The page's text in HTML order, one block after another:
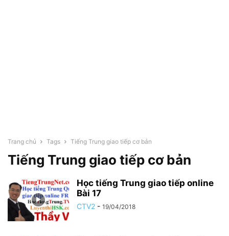
Trang chủ Tags Tiếng Trung giao tiếp cơ bản
Tiếng Trung giao tiếp cơ bản
Học tiếng Trung giao tiếp online
Bài 17
CTV2 - 19/04/2018